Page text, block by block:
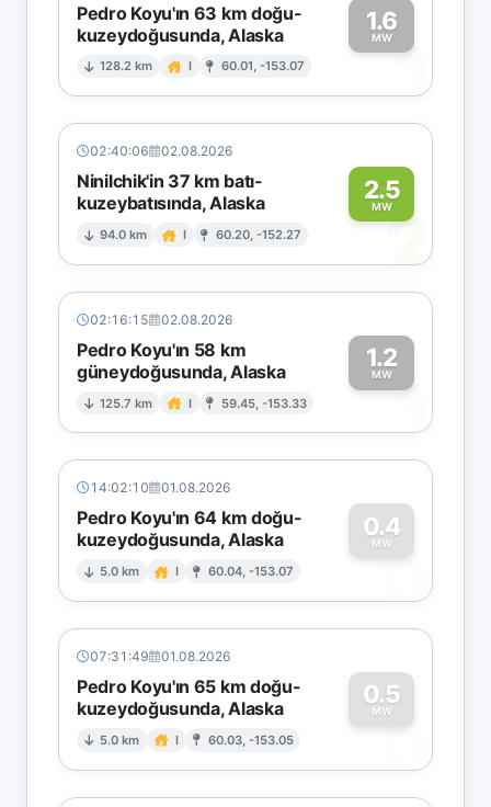
Pedro Koyu'ın 63 km doğu-
kuzeydoğusunda, Alaska
128.2 km I 60.01, -153.07
1.6
MW1
02:40:06 02.08.2026
Ninilchik'in 37 km batı-
kuzeybatısında, Alaska
94.0 km I 60.20, -152.27
2.5
MW2
02:16:15 02.08.2026
Pedro Koyu'ın 58 km
güneydoğusunda, Alaska
125.7 km I 59.45, -153.33
1.2
MW1
14:02:10 01.08.2026
Pedro Koyu'ın 64 km doğu-
kuzeydoğusunda, Alaska
5.0 km I 60.04, -153.07
0.4
MW
0
07:31:49 01.08.2026
Pedro Koyu'ın 65 km doğu-
kuzeydoğusunda, Alaska
5.0 km I 60.03, -153.05
0.5
MW
0